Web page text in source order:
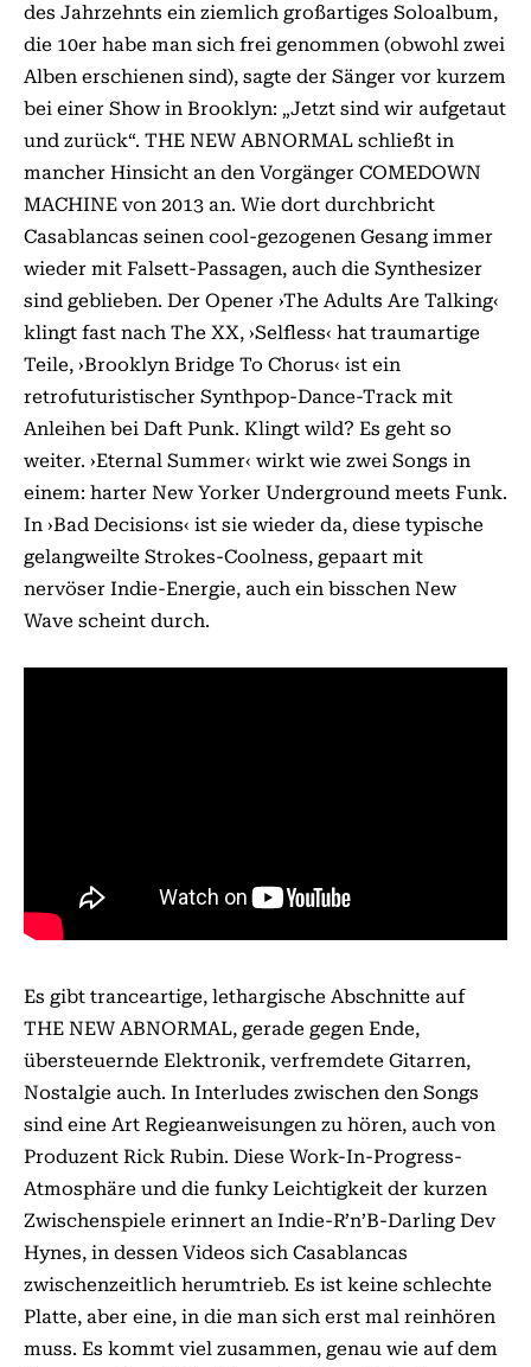
des Jahrzehnts ein ziemlich großartiges Soloalbum,
die 10er habe man sich frei genommen (obwohl zwei
Alben erschienen sind), sagte der Sänger vor kurzem
bei einer Show in Brooklyn: „Jetzt sind wir aufgetaut
und zurück“. THE NEW ABNORMAL schließt in
mancher Hinsicht an den Vorgänger COMEDOWN
MACHINE von 2013 an. Wie dort durchbricht
Casablancas seinen cool-gezogenen Gesang immer
wieder mit Falsett-Passagen, auch die Synthesizer
sind geblieben. Der Opener ›The Adults Are Talking‹
klingt fast nach The XX, ›Selfless‹ hat traumartige
Teile, ›Brooklyn Bridge To Chorus‹ ist ein
retrofuturistischer Synthpop-Dance-Track mit
Anleihen bei Daft Punk. Klingt wild? Es geht so
weiter. ›Eternal Summer‹ wirkt wie zwei Songs in
einem: harter New Yorker Underground meets Funk.
In ›Bad Decisions‹ ist sie wieder da, diese typische
gelangweilte Strokes-Coolness, gepaart mit
nervöser Indie-Energie, auch ein bisschen New
Wave scheint durch.
Es gibt tranceartige, lethargische Abschnitte auf
THE NEW ABNORMAL, gerade gegen Ende,
übersteuernde Elektronik, verfremdete Gitarren,
Nostalgie auch. In Interludes zwischen den Songs
sind eine Art Regieanweisungen zu hören, auch von
Produzent Rick Rubin. Diese Work-In-Progress-
Atmosphäre und die funky Leichtigkeit der kurzen
Zwischenspiele erinnert an Indie-R’n’B-Darling Dev
Hynes, in dessen Videos sich Casablancas
zwischenzeitlich herumtrieb. Es ist keine schlechte
Platte, aber eine, in die man sich erst mal reinhören
muss. Es kommt viel zusammen, genau wie auf dem